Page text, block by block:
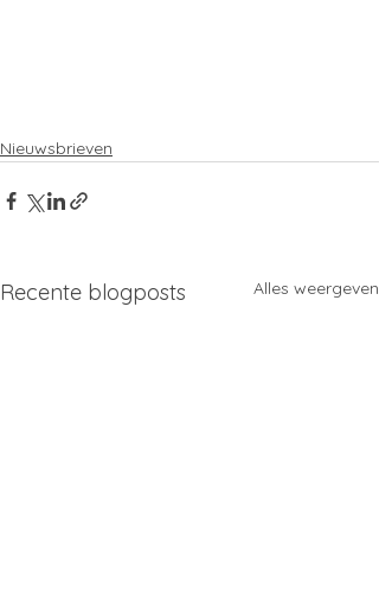
Nieuwsbrieven
Recente blogposts Alles weergeven